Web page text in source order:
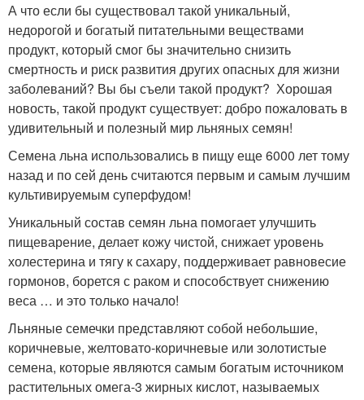
А что если бы существовал такой уникальный,
недорогой и богатый питательными веществами
продукт, который смог бы значительно снизить
смертность и риск развития других опасных для жизни
заболеваний? Вы бы съели такой продукт? Хорошая
новость, такой продукт существует: добро пожаловать в
удивительный и полезный мир льняных семян!
Семена льна использовались в пищу еще 6000 лет тому
назад и по сей день считаются первым и самым лучшим
культивируемым суперфудом!
Уникальный состав семян льна помогает улучшить
пищеварение, делает кожу чистой, снижает уровень
холестерина и тягу к сахару, поддерживает равновесие
гормонов, борется с раком и способствует снижению
веса … и это только начало!
Льняные семечки представляют собой небольшие,
коричневые, желтовато-коричневые или золотистые
семена, которые являются самым богатым источником
растительных омега-3 жирных кислот, называемых